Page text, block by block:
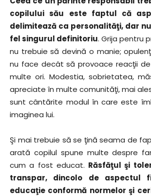
copilului său este faptul că
delimitează ca personalităţi, dar
fel singurul definitoriu. Grija pentru
nu trebuie să devină o manie;
nu face decât să provoace reacţii
multe ori. Modestia, sobrietatea,
apreciate în multe comunităţi, mai
sunt cântărite modul în care este
imaginea lui.
Şi mai trebuie să se ţină seama de
arată copilul spune multe despre
cum a fost educat. Răsfăţul şi
transpar, dincolo de aspectul
educaţie conformă normelor şi